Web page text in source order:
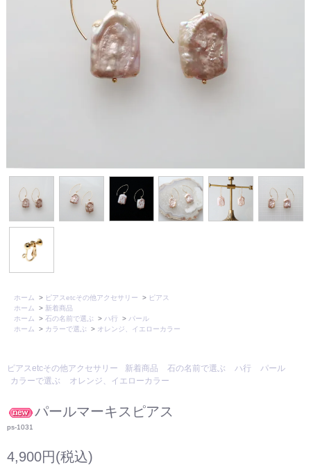
ホーム > ピアスetcその他アクセサリー > ピアス
ホーム
> 新着商品
ホーム
> 石の名前で選ぶ > ハ行 > パール
ホーム
> カラーで選ぶ > オレンジ、イエローカラー
ピアスetcその他アクセサリー 新着商品 石の名前で選ぶ ハ行
パール
カラーで選ぶ
オレンジ、イエローカラー
パールマーキスピアス
ps-1031
4,900円(税込)